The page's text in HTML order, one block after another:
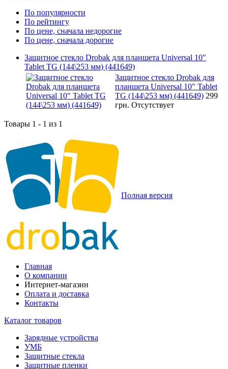
По популярности
По рейтингу
По цене, сначала недорогие
По цене, сначала дорогие
Защитное стекло Drobak для планшета Universal 10"
Tablet TG (144\253 мм) (441649)
Защитное стекло Drobak для
планшета Universal 10" Tablet
TG (144\253 мм) (441649) 299
грн. Отсутствует
Товары 1 - 1 из 1
Полная версия
Главная
О компании
Интернет-магазин
Оплата и доставка
Контакты
Каталог товаров
Зарядные устройства
УМБ
Защитные стекла
Защитные пленки